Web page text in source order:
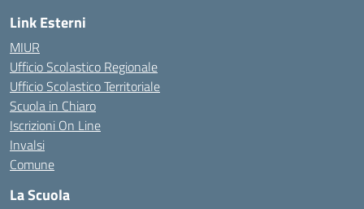
Link Esterni
MIUR
Ufficio Scolastico Regionale
Ufficio Scolastico Territoriale
Scuola in Chiaro
Iscrizioni On Line
Invalsi
Comune
La Scuola